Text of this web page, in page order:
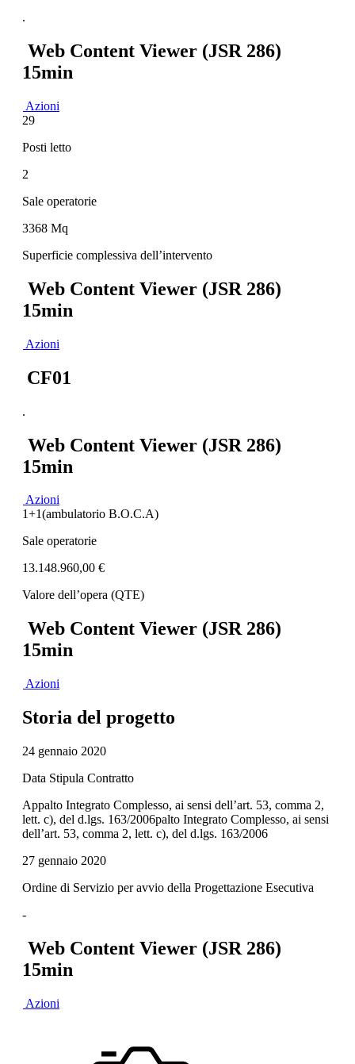
.
Web Content Viewer (JSR 286)
15min
Azioni
29
Posti letto
2
Sale operatorie
3368 Mq
Superficie complessiva dell’intervento
Web Content Viewer (JSR 286)
15min
Azioni
CF01
.
Web Content Viewer (JSR 286)
15min
Azioni
1+1(ambulatorio B.O.C.A)
Sale operatorie
13.148.960,00 €
Valore dell’opera (QTE)
Web Content Viewer (JSR 286)
15min
Azioni
Storia del progetto
24 gennaio 2020
Data Stipula Contratto
Appalto Integrato Complesso, ai sensi dell’art. 53, comma 2,
lett. c), del d.lgs. 163/2006palto Integrato Complesso, ai sensi
dell’art. 53, comma 2, lett. c), del d.lgs. 163/2006
27 gennaio 2020
Ordine di Servizio per avvio della Progettazione Esecutiva
-
Web Content Viewer (JSR 286)
15min
Azioni